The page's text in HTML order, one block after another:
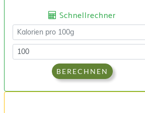
Schnellrechner
BERECHNEN